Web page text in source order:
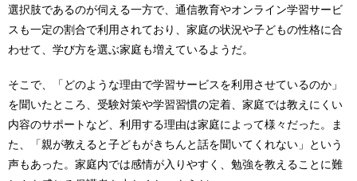
選択肢であるのが伺える一方で、通信教育やオンライン学習サービ
スも一定の割合で利用されており、家庭の状況や子どもの性格に合
わせて、学び方を選ぶ家庭も増えているようだ。
そこで、「どのような理由で学習サービスを利用させているのか」
を聞いたところ、受験対策や学習習慣の定着、家庭では教えにくい
内容のサポートなど、利用する理由は家庭によって様々だった。ま
た、「親が教えると子どもがきちんと話を聞いてくれない」という
声もあった。家庭内では感情が入りやすく、勉強を教えることに難